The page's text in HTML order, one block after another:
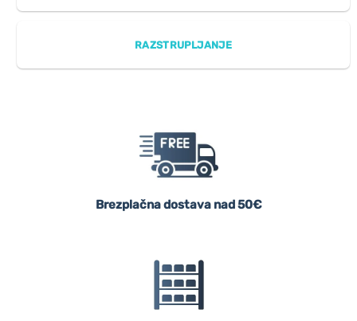
RAZSTRUPLJANJE
Brezplačna dostava nad 50€